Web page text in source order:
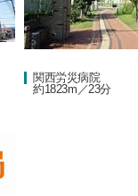
関西労災病院
約1823m／23分